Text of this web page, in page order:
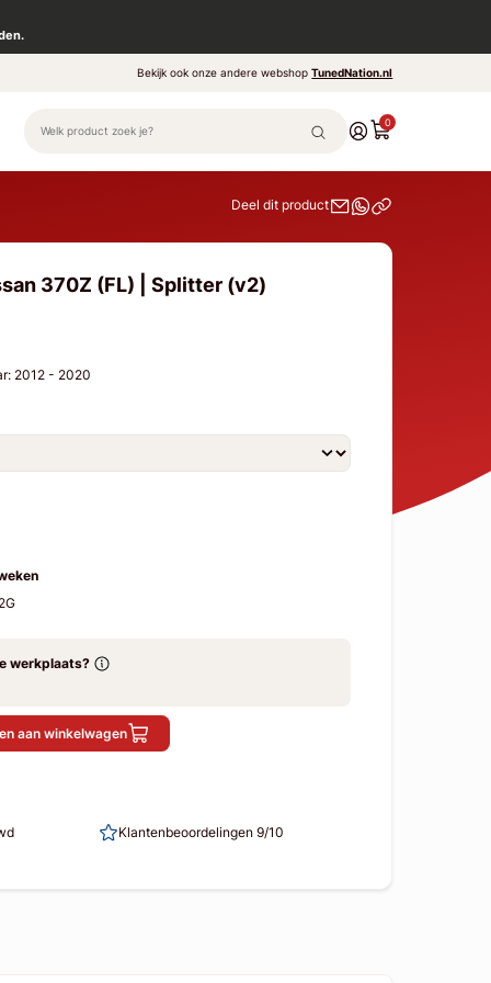
Bekijk ook onze andere webshopTunedNation.nl
0
Deel dit product
370Z (FL) | Splitter (v2)
2012 - 2020
werkplaats?
aan winkelwagen
Klantenbeoordelingen 9/10